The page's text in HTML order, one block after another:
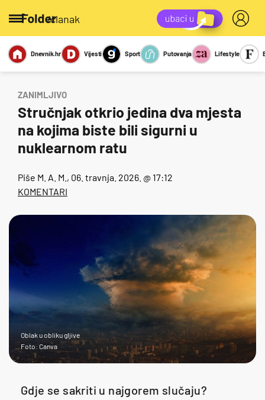
/članak
Miks Kviz
Report
Sexy
Dnevnik.hr Vijesti Sport Putovanja Lifestyle
ZANIMLJIVO
Stručnjak otkrio jedina dva mjesta
na kojima biste bili sigurni u
nuklearnom ratu
Piše M. A. M. , 06. travnja. 2026. @ 17:12
KOMENTARI
Oblak u obliku gljive
Foto: Canva
Gdje se sakriti u najgorem slučaju?